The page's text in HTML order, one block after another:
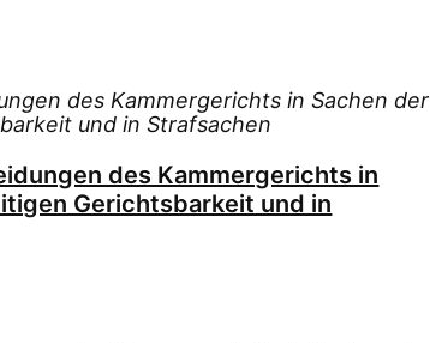
des Kammergerichts in Sachen der
und in Strafsachen
des Kammergerichts in
Gerichtsbarkeit und in